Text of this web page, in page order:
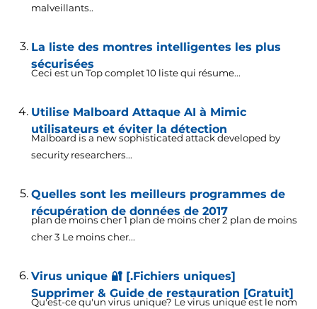
malveillants..
La liste des montres intelligentes les plus
sécurisées
Ceci est un Top complet 10 liste qui résume...
Utilise Malboard Attaque AI à Mimic
utilisateurs et éviter la détection
Malboard is a new sophisticated attack developed by
security researchers...
Quelles sont les meilleurs programmes de
récupération de données de 2017
plan de moins cher 1 plan de moins cher 2 plan de moins
cher 3 Le moins cher...
Virus unique 🔐 [.Fichiers uniques]
Supprimer & Guide de restauration [Gratuit]
Qu'est-ce qu'un virus unique? Le virus unique est le nom